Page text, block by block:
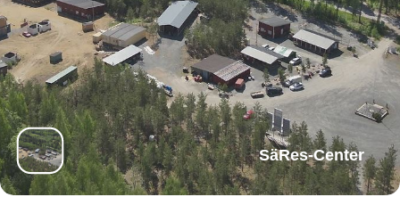
SäRes-Center